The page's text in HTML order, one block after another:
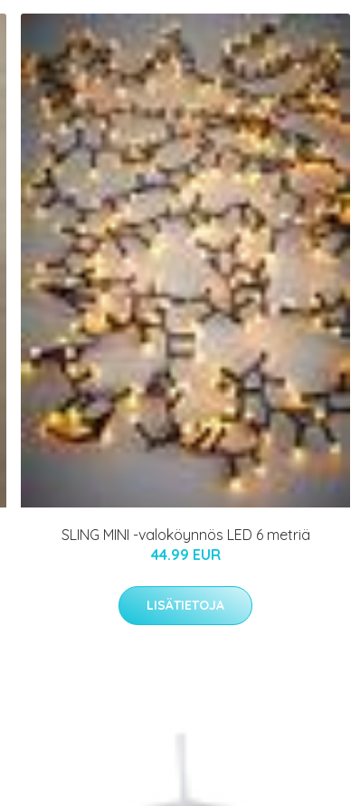
SLING MINI -valoköynnös LED 6 metriä
44.99 EUR
LISÄTIETOJA